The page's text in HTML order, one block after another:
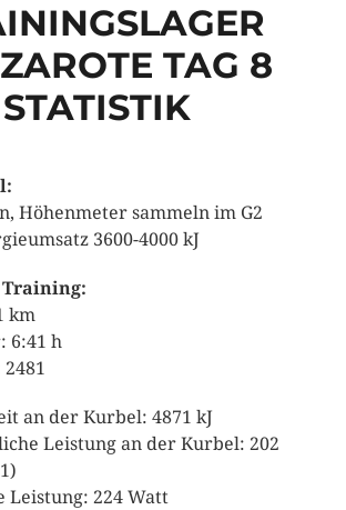
TAG 8
STATISTIK
Höhenmeter sammeln im G2
3600-4000 kJ
Training:
km
6:41 h
an der Kurbel: 4871 kJ
Leistung an der Kurbel: 202
Leistung: 224 Watt